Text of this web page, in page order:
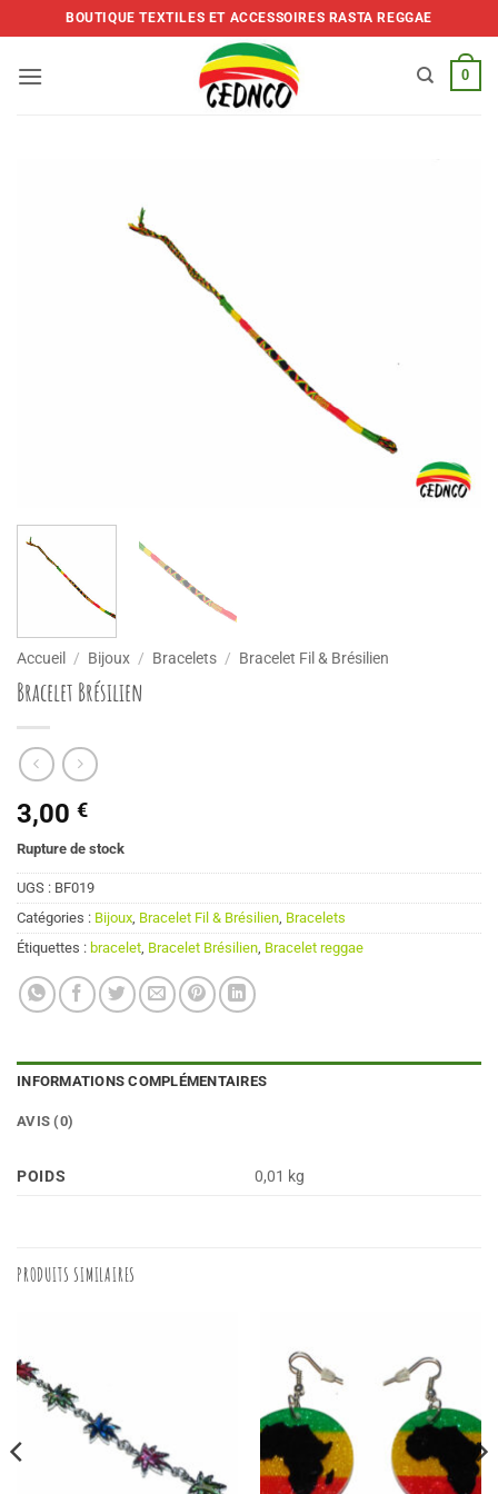
to
BOUTIQUE TEXTILES ET ACCESSOIRES RASTA REGGAE
0
Accueil / Bijoux / Bracelets / Bracelet Fil & Brésilien
Bracelet Brésilien
3,00 €
Rupture de stock
UGS : BF019
Catégories : Bijoux Bracelet Fil & Brésilien Bracelets
Étiquettes : bracelet Bracelet Brésilien Bracelet reggae
INFORMATIONS COMPLÉMENTAIRES
AVIS (0)
POIDS 0,01 kg
PRODUITS SIMILAIRES